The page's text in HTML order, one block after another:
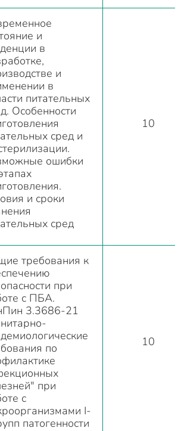
и
в
и
в
питательных
Особенности
сред и
ошибки
и сроки
сред
10
требования к
при
с ПБА.
3.3686-21
по
при
с
I-
патогенности
10